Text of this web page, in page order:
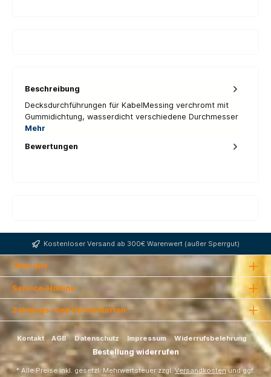
Beschreibung
Decksdurchführungen für KabelMessing verchromt mit
Gummidichtung, wasserdicht verschiedene Durchmesser
Mehr
Bewertungen
Kostenloser Versand ab 300€ Warenwert (außer Sperrgut)
Über uns
Service-Hotline
Zahlungs- und Versandarten
Kontakt AGB Datenschutz Impressum Widerrufsbelehrung
Bestellung widerrufen
* Alle Preise inkl. gesetzl. Mehrwertsteuer zzgl.Versandkostenund ggf.